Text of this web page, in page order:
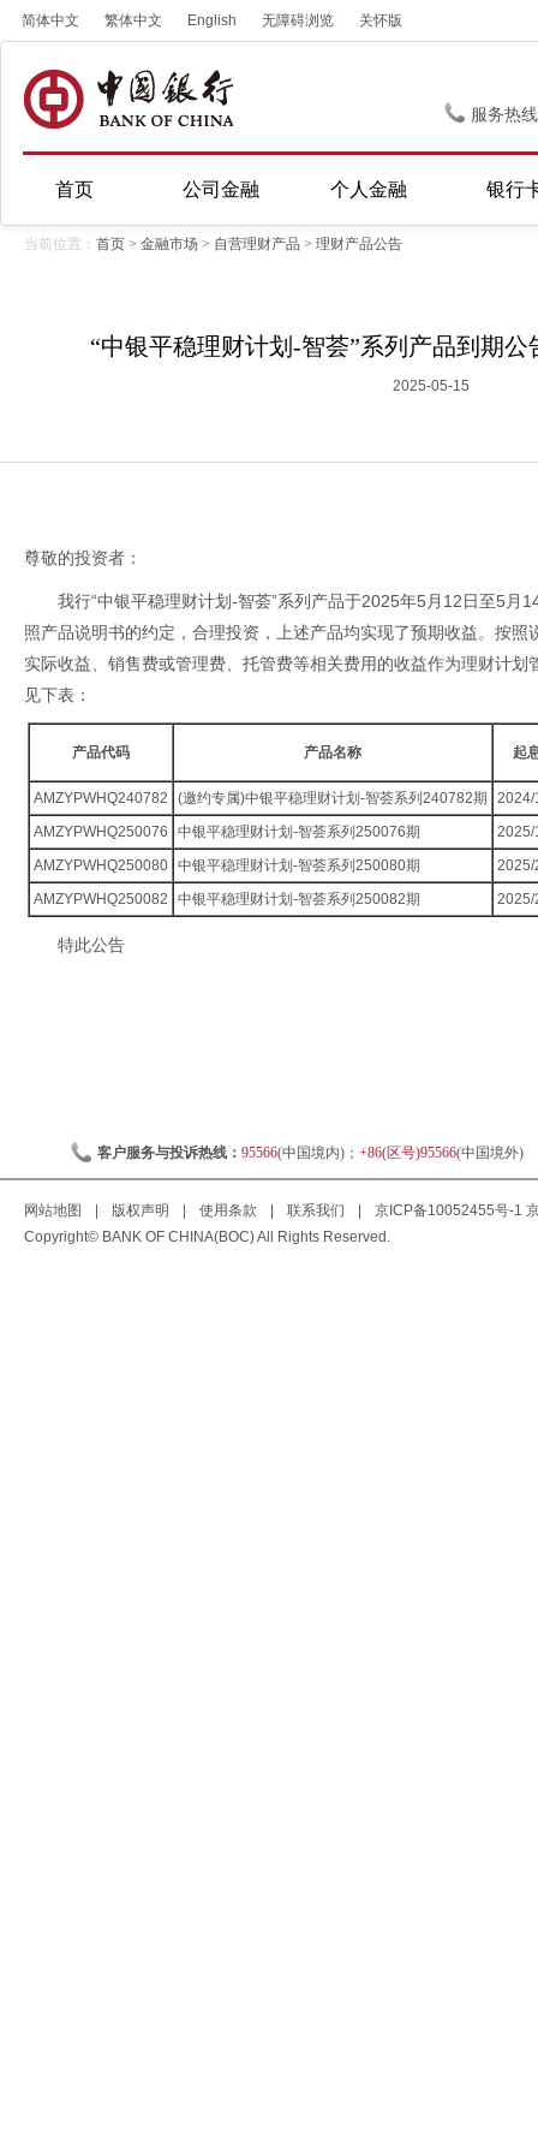
简体中文 繁体中文 English 无障碍浏览 关怀版
服务热
首页 公司金融 个人金融 银行
当前位置： 首页 > 金融市场 > 自营理财产品 > 理财产品公告
“中银平稳理财计划-智荟”系列产品到期公
2025-05-15
尊敬的投资者：
我行“中银平稳理财计划-智荟”系列产品于2025年5月12日至5月
照产品说明书的约定，合理投资，上述产品均实现了预期收益。按
实际收益、销售费或管理费、托管费等相关费用的收益作为理财计
见下表：
产品代码 产品名称 起
AMZYPWHQ240782 (邀约专属)中银平稳理财计划-智荟系列240782期
2024/
AMZYPWHQ250076
中银平稳理财计划-智荟系列250076期
2025/
AMZYPWHQ250080 中银平稳理财计划-智荟系列250080期
2025/
AMZYPWHQ250082
中银平稳理财计划-智荟系列250082期 2025/
特此公告
客户服务与投诉热线： 95566(中国境内)； +86(区号)95566(中国境外)
网站地图 版权声明 使用条款 联系我们 京ICP备10052455号-1
Copyright© BANK OF CHINA(BOC) All Rights Reserved.